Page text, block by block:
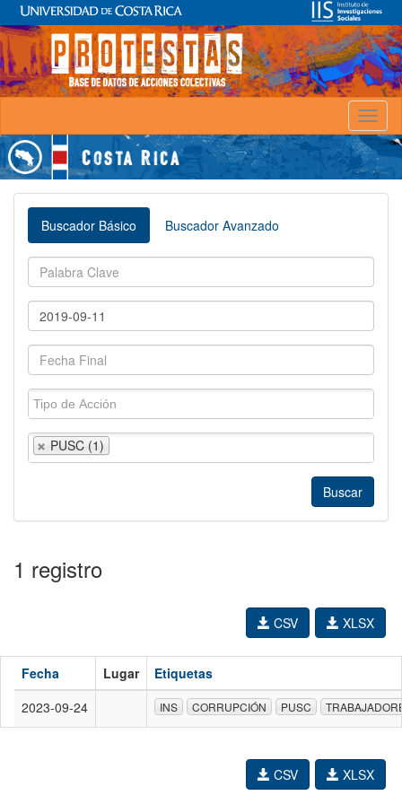
Buscador Básico Buscador Avanzado
PUSC (1)
1 registro
XLSX
CSV
Fecha Lugar
Etiquetas
2023-09-24
INS CORRUPCIÓN PUSC
XLSX
CSV